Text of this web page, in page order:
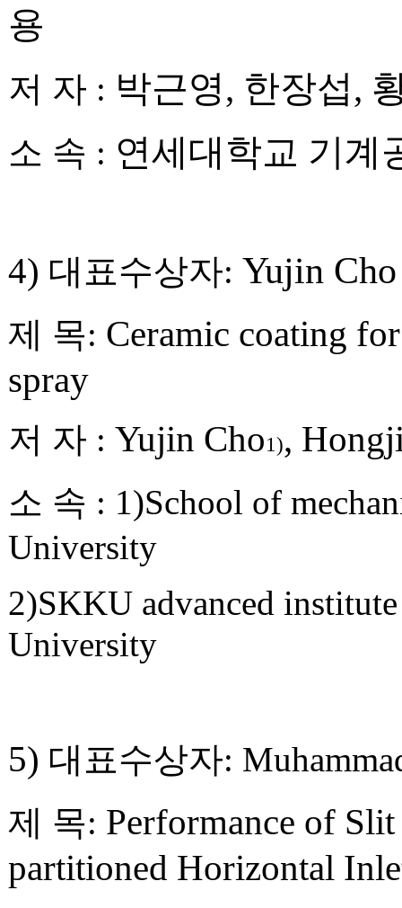
용
저 자 : 박근영, 한장섭,
소 속 : 연세대학교 기계
4) 대표수상자: Yujin Cho
제 목: Ceramic coating
spray
저 자 : Yujin Cho1),
소 속 : 1)School of
University
2)SKKU advanced
University
5) 대표수상자:
제 목: Performance of
partitioned Horizontal